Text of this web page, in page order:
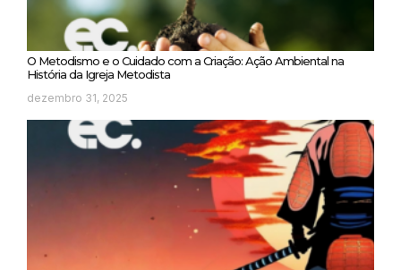
O Metodismo e o Cuidado com a Criação: Ação Ambiental na
História da Igreja Metodista
dezembro 31, 2025